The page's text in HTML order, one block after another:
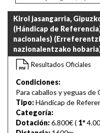
Kirol jasangarria,
(Hándicap de
nacionales)
nazionalentzako
Resultados Oficiales
Condiciones:
Para caballos y yeguas de
Tipo:Hándicap de
Categoría:
Dotación:6.800€ ( 1º